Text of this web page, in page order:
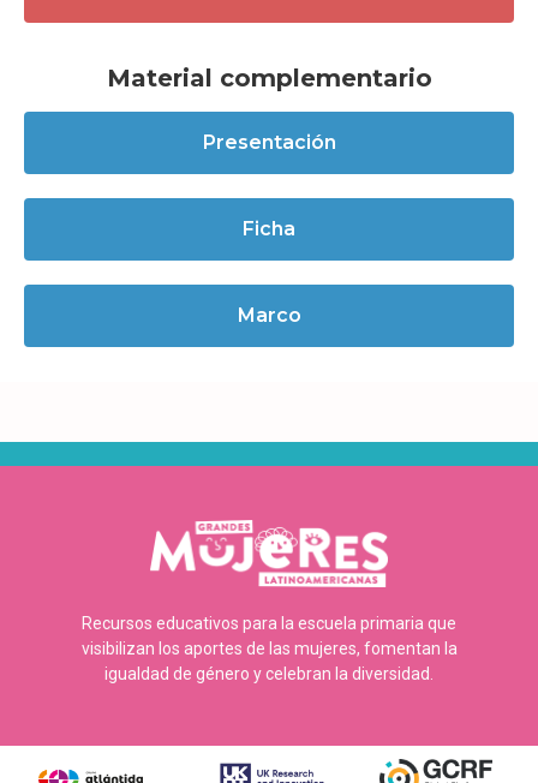
Material complementario
Presentación
Ficha
Marco
Recursos educativos para la escuela primaria que
visibilizan los aportes de las mujeres, fomentan la
igualdad de género y celebran la diversidad.